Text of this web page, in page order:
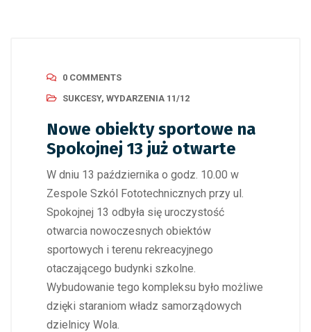
0 COMMENTS
SUKCESY, WYDARZENIA 11/12
Nowe obiekty sportowe na
Spokojnej 13 już otwarte
W dniu 13 października o godz. 10.00 w
Zespole Szkól Fototechnicznych przy ul.
Spokojnej 13 odbyła się uroczystość
otwarcia nowoczesnych obiektów
sportowych i terenu rekreacyjnego
otaczającego budynki szkolne.
Wybudowanie tego kompleksu było możliwe
dzięki staraniom władz samorządowych
dzielnicy Wola.